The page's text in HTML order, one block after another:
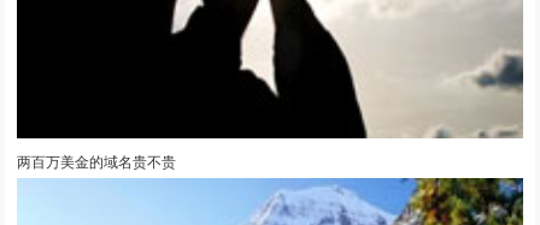
两百万美金的域名贵不贵